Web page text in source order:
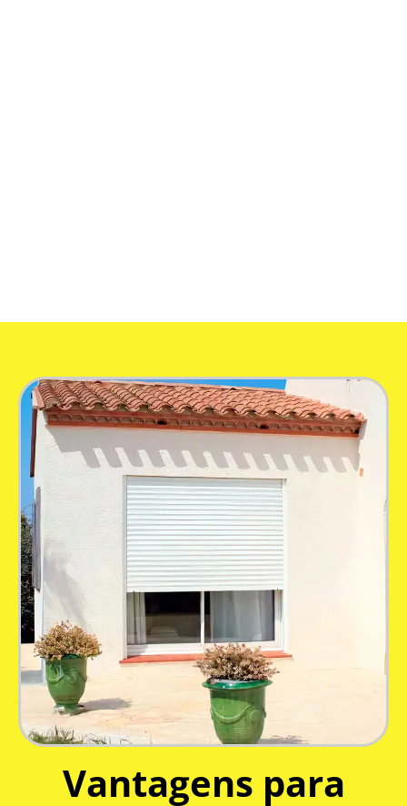
Vantagens para